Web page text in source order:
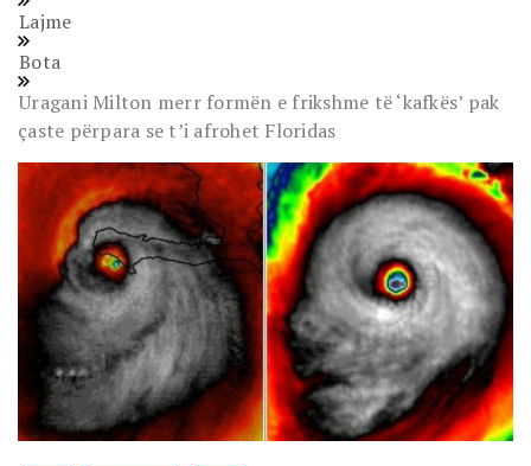
Lajme
Bota
Uragani Milton merr formën e frikshme të ‘kafkës’ pak
çaste përpara se t’i afrohet Floridas